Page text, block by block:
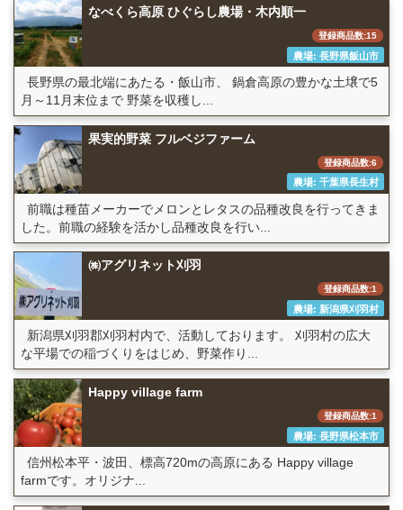
なべくら高原 ひぐらし農場・木内順一
登録商品数:15
農場: 長野県飯山市
長野県の最北端にあたる・飯山市、 鍋倉高原の豊かな土壌で5
月～11月末位まで 野菜を収穫し...
果実的野菜 フルベジファーム
登録商品数:6
農場: 千葉県長生村
前職は種苗メーカーでメロンとレタスの品種改良を行ってきま
した。前職の経験を活かし品種改良を行い...
㈱アグリネット刈羽
登録商品数:1
農場: 新潟県刈羽村
新潟県刈羽郡刈羽村内で、活動しております。 刈羽村の広大
な平場での稲づくりをはじめ、野菜作り...
Happy village farm
登録商品数:1
農場: 長野県松本市
信州松本平・波田、標高720mの高原にある Happy village
farmです。オリジナ...